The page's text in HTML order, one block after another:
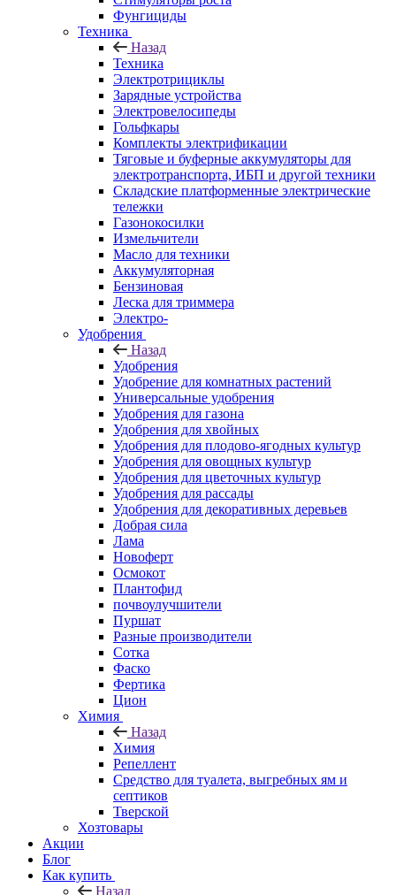
Фунгициды
Техника
Назад
Техника
Электротрициклы
Зарядные устройства
Электровелосипеды
Гольфкары
Комплекты электрификации
Тяговые и буферные аккумуляторы для
электротранспорта, ИБП и другой техники
Складские платформенные электрические
тележки
Газонокосилки
Измельчители
Масло для техники
Аккумуляторная
Бензиновая
Леска для триммера
Электро-
Удобрения
Назад
Удобрения
Удобрение для комнатных растений
Универсальные удобрения
Удобрения для газона
Удобрения для хвойных
Удобрения для плодово-ягодных культур
Удобрения для овощных культур
Удобрения для цветочных культур
Удобрения для рассады
Удобрения для декоративных деревьев
Добрая сила
Лама
Новоферт
Осмокот
Плантофид
почвоулучшители
Пуршат
Разные производители
Сотка
Фаско
Фертика
Цион
Химия
Назад
Химия
Репеллент
Средство для туалета, выгребных ям и
септиков
Тверской
Хозтовары
Акции
Блог
Как купить
Назад